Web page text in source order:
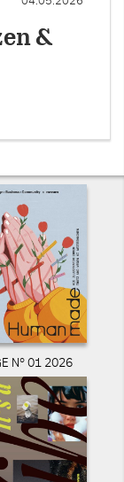
&
N° 01 2026